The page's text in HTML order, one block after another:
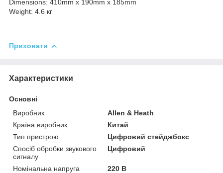
Dimensions: 410mm x 190mm x 185mm
Weight: 4.6 кг
Приховати
Характеристики
Основні
Виробник
Allen & Heath
Країна виробник
Китай
Тип пристрою
Цифровий стейджбокс
Спосіб обробки звукового
сигналу
Цифровий
Номінальна напруга
220 В